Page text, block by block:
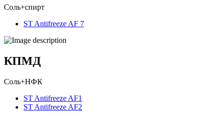
Соль+спирт
ST Antifreeze AF 7
КПМД
Соль+НФК
ST Antifreeze AF1
ST Antifreeze AF2